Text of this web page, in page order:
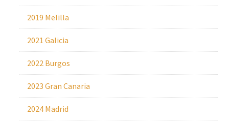
2019 Melilla
2021 Galicia
2022 Burgos
2023 Gran Canaria
2024 Madrid